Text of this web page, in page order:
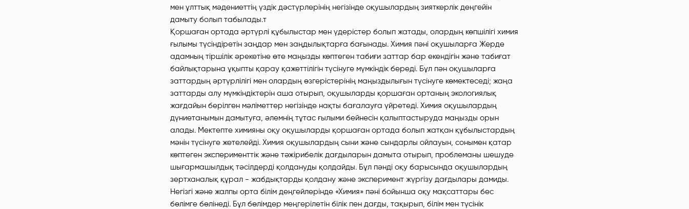
мен ұлттық мәдениеттің үздік дәстүрлерінің негізінде оқушылардың зияткерлік деңгейін
дамыту болып табылады.т
Қоршаған ортада әртүрлі құбылыстар мен үдерістер болып жатады, олардың көпшілігі химия
ғылымы түсіндіретін заңдар мен заңдылықтарға бағынады. Химия пәні оқушыларға Жерде
адамның тіршілік әрекетіне өте маңызды көптеген табиғи заттар бар екендігін және табиғат
байлықтарына ұқыпты қарау қажеттілігін түсінуге мүмкіндік береді. Бұл пән оқушыларға
заттардың әртүрлілігі мен олардың өзгерістерінің маңыздылығын түсінуге көмектеседі; жаңа
заттарды алу мүмкіндіктерін аша отырып, оқушыларды қоршаған ортаның экологиялық
жағдайын берілген мәліметтер негізінде нақты бағалауға үйретеді. Химия оқушылардың
дүниетанымын дамытуға, әлемнің тұтас ғылыми бейнесін қалыптастыруда маңызды орын
алады. Мектепте химияны оқу оқушыларды қоршаған ортада болып жатқан құбылыстардың
мәнін түсінуге жетелейді. Химия оқушылардың сыни және сындарлы ойлауын, сонымен қатар
көптеген эксперименттік және тәжірибелік дағдыларын дамыта отырып, проблеманы шешуде
шығармашылдық тәсілдерді қолдануды қолдайды. Бұл пәнді оқу барысында оқушылардың
зертханалық құрал - жабдықтарды қолдану және эксперимент жүргізу дағдылары дамиды.
Негізгі және жалпы орта білім деңгейлерінде «Химия» пәні бойынша оқу мақсаттары бес
бөлімге бөлінеді. Бұл бөлімдер меңгерілетін білік пен дағды, тақырып, білім мен түсінік